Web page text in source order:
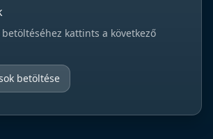
betöltéséhez kattints a következő
betöltése